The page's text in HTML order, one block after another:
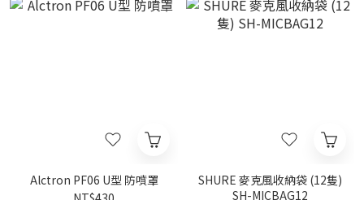
Alctron PF06 U型 防噴罩
SHURE 麥克風收納袋 (12隻)
SH-MICBAG12